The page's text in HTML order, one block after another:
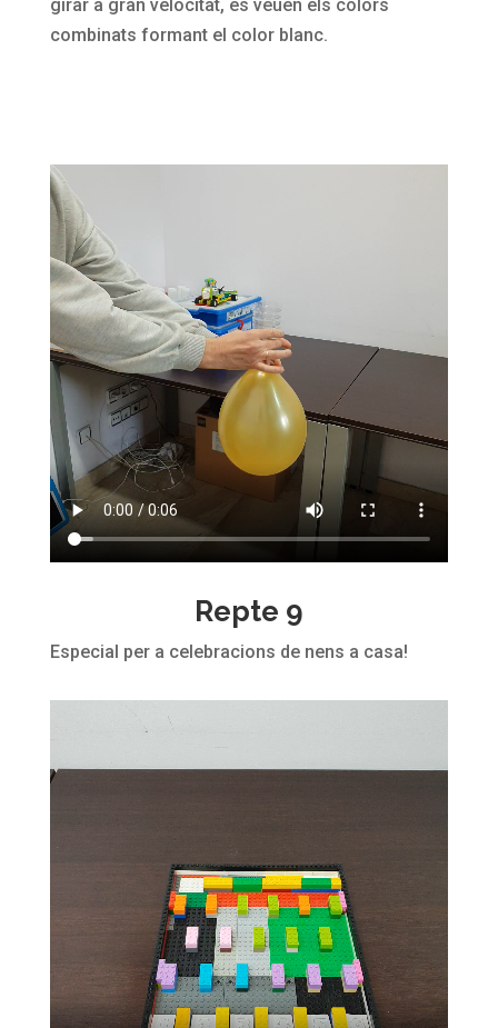
girar a gran velocitat, es veuen els colors
combinats formant el color blanc.
Repte 9
Especial per a celebracions de nens a casa!